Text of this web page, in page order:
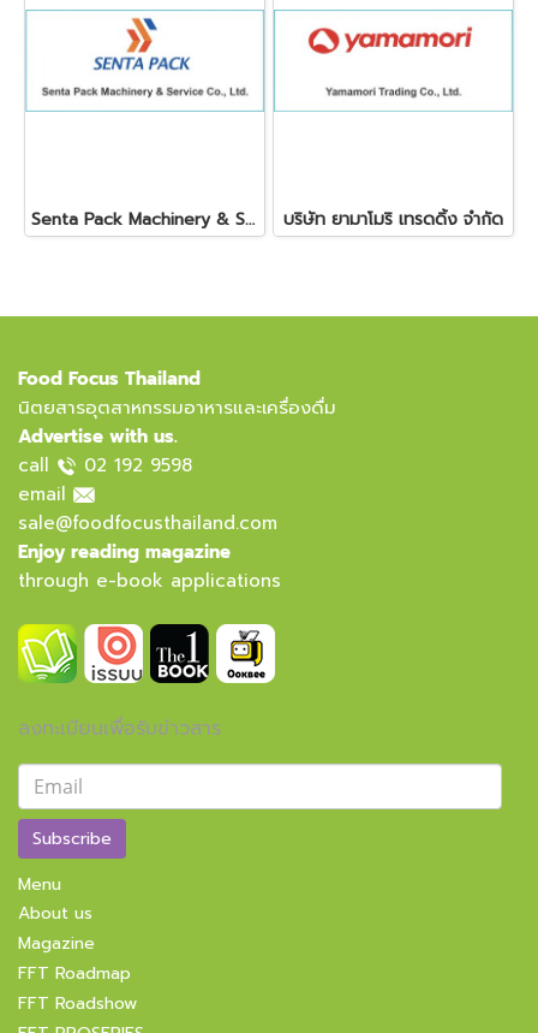
Senta Pack Machinery & Service Co., Ltd. บริษัท ยามาโมริ เทรดดิ้ง จำกัด
Food Focus Thailand
นิตยสารอุตสาหกรรมอาหารและเครื่องดื่ม
Advertise with us.
call
02 192 9598
email
sale@foodfocusthailand.com
Enjoy reading magazine
through e-book applications
ลงทะเบียนเพื่อรับข่าวสาร
Subscribe
Menu
About us
Magazine
FFT Roadmap
FFT Roadshow